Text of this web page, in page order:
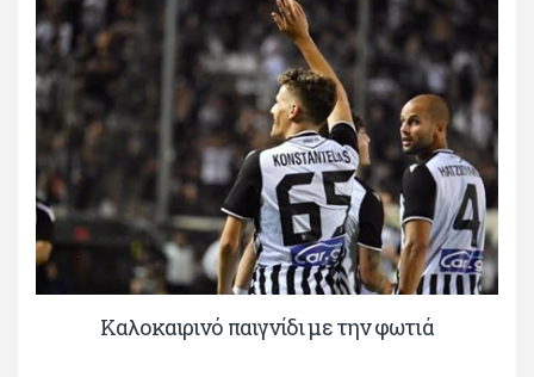
Καλοκαιρινό παιγνίδι με την φωτιά